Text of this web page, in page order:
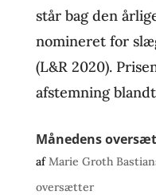
står bag den
nomineret for
(L&R 2020).
afstemning
Månedens
afMarie Groth
oversætter